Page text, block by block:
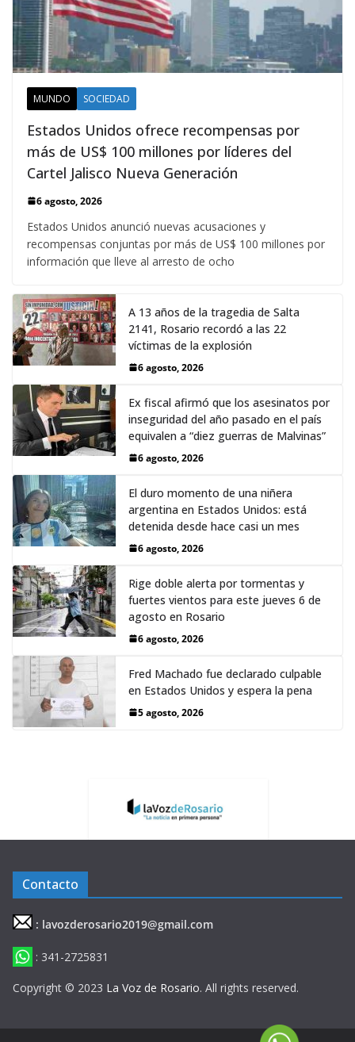
MUNDO SOCIEDAD
Estados Unidos ofrece recompensas por
más de US$ 100 millones por líderes del
Cartel Jalisco Nueva Generación
6 agosto, 2026
Estados Unidos anunció nuevas acusaciones y
recompensas conjuntas por más de US$ 100 millones por
información que lleve al arresto de ocho
A 13 años de la tragedia de Salta
2141, Rosario recordó a las 22
víctimas de la explosión
6 agosto, 2026
Ex fiscal afirmó que los asesinatos por
inseguridad del año pasado en el país
equivalen a “diez guerras de Malvinas”
6 agosto, 2026
El duro momento de una niñera
argentina en Estados Unidos: está
detenida desde hace casi un mes
6 agosto, 2026
Rige doble alerta por tormentas y
fuertes vientos para este jueves 6 de
agosto en Rosario
6 agosto, 2026
Fred Machado fue declarado culpable
en Estados Unidos y espera la pena
5 agosto, 2026
Contacto
: lavozderosario2019@gmail.com
: 341-2725831
Copyright © 2023 La Voz de Rosario. All rights reserved.